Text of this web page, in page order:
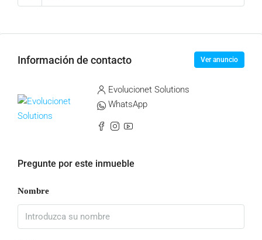
Información de contacto Ver anuncio
Evolucionet Solutions
WhatsApp
Pregunte por este inmueble
Nombre